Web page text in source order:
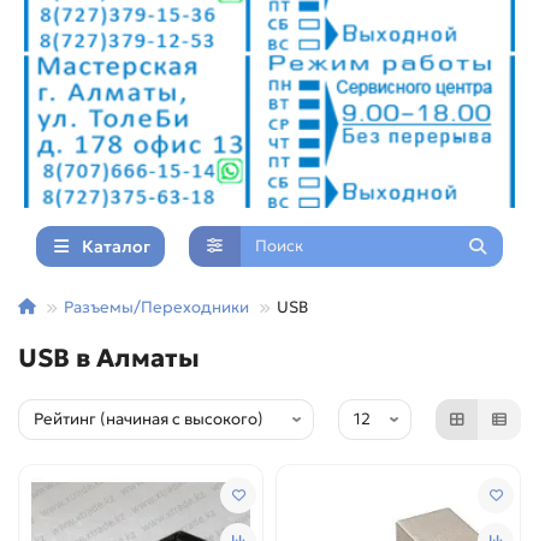
Каталог
Разъемы/Переходники USB
USB в Алматы